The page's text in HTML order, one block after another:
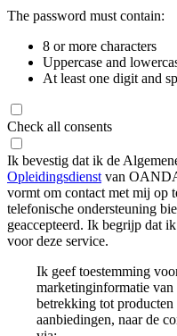
The password must contain:
8 or more characters
Uppercase and
At least one digit and
Check all consents
Ik bevestig dat ik de
Opleidingsdienst van
vormt om contact met mij op
telefonische ondersteuning
geaccepteerd. Ik begrijp dat
voor deze service.
Ik geef toestemming
marketinginformatie
betrekking tot
aanbiedingen, naar de